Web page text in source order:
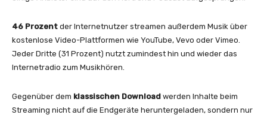
46 Prozent der Internetnutzer streamen außerdem Musik über
kostenlose Video-Plattformen wie YouTube, Vevo oder Vimeo.
Jeder Dritte (31 Prozent) nutzt zumindest hin und wieder das
Internetradio zum Musikhören.
Gegenüber dem klassischen Download werden Inhalte beim
Streaming nicht auf die Endgeräte heruntergeladen, sondern nur